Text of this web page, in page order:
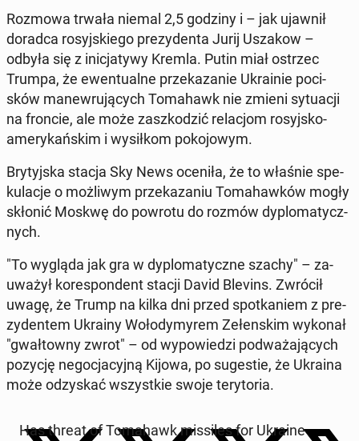
Rozmowa trwała niemal 2,5 godziny i – jak ujawnił
doradca ro­syj­skie­go pre­zy­den­ta Jurij Uszakow –
odbyła się z ini­cja­ty­wy Kremla. Putin miał ostrzec
Trumpa, że ewen­tu­al­ne prze­ka­za­nie Ukra­inie po­ci­
sków ma­new­ru­ją­cych To­ma­hawk nie zmieni sy­tu­acji
na froncie, ale może za­szko­dzić re­la­cjom ro­syj­sko-
ame­ry­kań­skim i wy­sił­kom po­ko­jo­wym.
Bry­tyj­ska stacja Sky News oceniła, że to właśnie spe­
ku­la­cje o moż­li­wym prze­ka­za­niu To­ma­haw­ków mogły
skłonić Moskwę do powrotu do rozmów dy­plo­ma­tycz­
nych.
"To wygląda jak gra w dy­plo­ma­tycz­ne szachy" – za­
uwa­żył ko­re­spon­dent stacji David Blevins. Zwrócił
uwagę, że Trump na kilka dni przed spo­tka­niem z pre­
zy­den­tem Ukrainy Wo­ło­dy­my­rem Ze­łen­skim wykonał
"gwał­tow­ny zwrot" – od wy­po­wie­dzi pod­wa­ża­ją­cych
pozycję ne­go­cja­cyj­ną Kijowa, po su­ge­stie, że Ukraina
może od­zy­skać wszyst­kie swoje te­ry­to­ria.
Has threat of To­ma­hawk mis­si­les for Ukraine